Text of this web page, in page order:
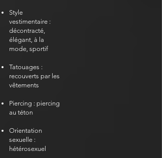
Style
vestimentaire :
décontracté,
élégant, à la
mode, sportif
Tatouages :
recouverts par les
vêtements
Piercing : piercing
au téton
Orientation
sexuelle :
hétérosexuel